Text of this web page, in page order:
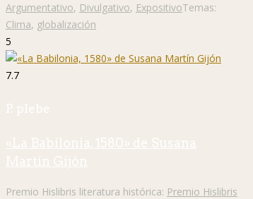
Argumentativo, Divulgativo, ExpositivoTemas:
Clima, globalización
5
7.7
P. plebe
«La Babilonia, 1580» de Susana
Martín Gijón
Premio Hislibris literatura histórica: Premio Hislibris